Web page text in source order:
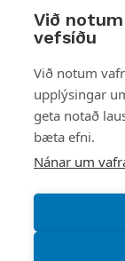
Við
vefsíðu
Við notum
upplýsingar
geta notað
bæta efni.
Nánar um
Styttu
Mest